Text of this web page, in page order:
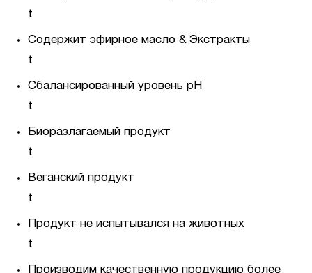
t
Содержит эфирное масло & Экстракты
t
Сбалансированный уровень pH
t
Биоразлагаемый продукт
t
Веганский продукт
t
Продукт не испытывался на животных
t
Производим качественную продукцию более